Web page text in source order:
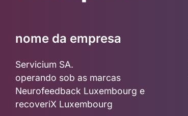
nome da empresa
Servicium SA.
operando sob as marcas
Neurofeedback Luxembourg e
recoveriX Luxembourg